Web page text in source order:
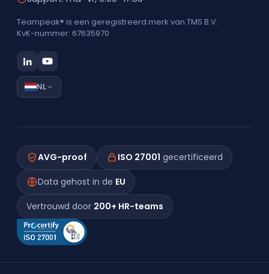
Teampeak® is een geregistreerd merk van TMS B.V.
KvK-nummer: 67635970
NL
AVG-proof ISO 27001 gecertificeerd
Data gehost in de EU
Vertrouwd door 200+ HR-teams